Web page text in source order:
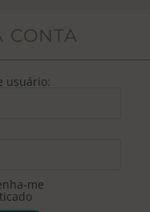
CONTA
usuário:
me